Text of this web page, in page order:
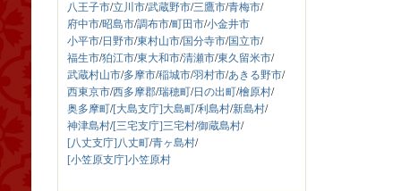
八王子市/立川市/武蔵野市/三鷹市/青梅市/
府中市/昭島市/調布市/町田市/小金井市
小平市/日野市/東村山市/国分寺市/国立市/
福生市/狛江市/東大和市/清瀬市/東久留米市/
武蔵村山市/多摩市/稲城市/羽村市/あきる野市/
西東京市/西多摩郡/瑞穂町/日の出町/檜原村/
奥多摩町/[大島支庁]大島町/利島村/新島村/
神津島村/[三宅支庁]三宅村/御蔵島村/
[八丈支庁]八丈町/青ヶ島村/
[小笠原支庁]小笠原村